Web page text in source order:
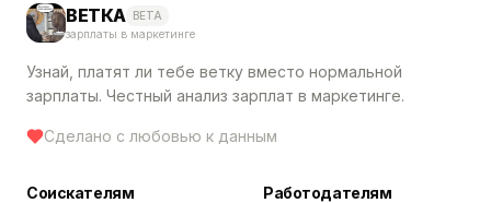
ВЕТКА BETA
зарплаты в маркетинге
Узнай, платят ли тебе ветку вместо нормальной
зарплаты. Честный анализ зарплат в маркетинге.
Сделано с любовью к данным
Соискателям Работодателям